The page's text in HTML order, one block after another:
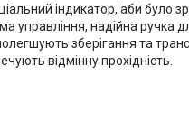
індикатор, аби було
управління, надійна ручка
зберігання та
відмінну прохідність.